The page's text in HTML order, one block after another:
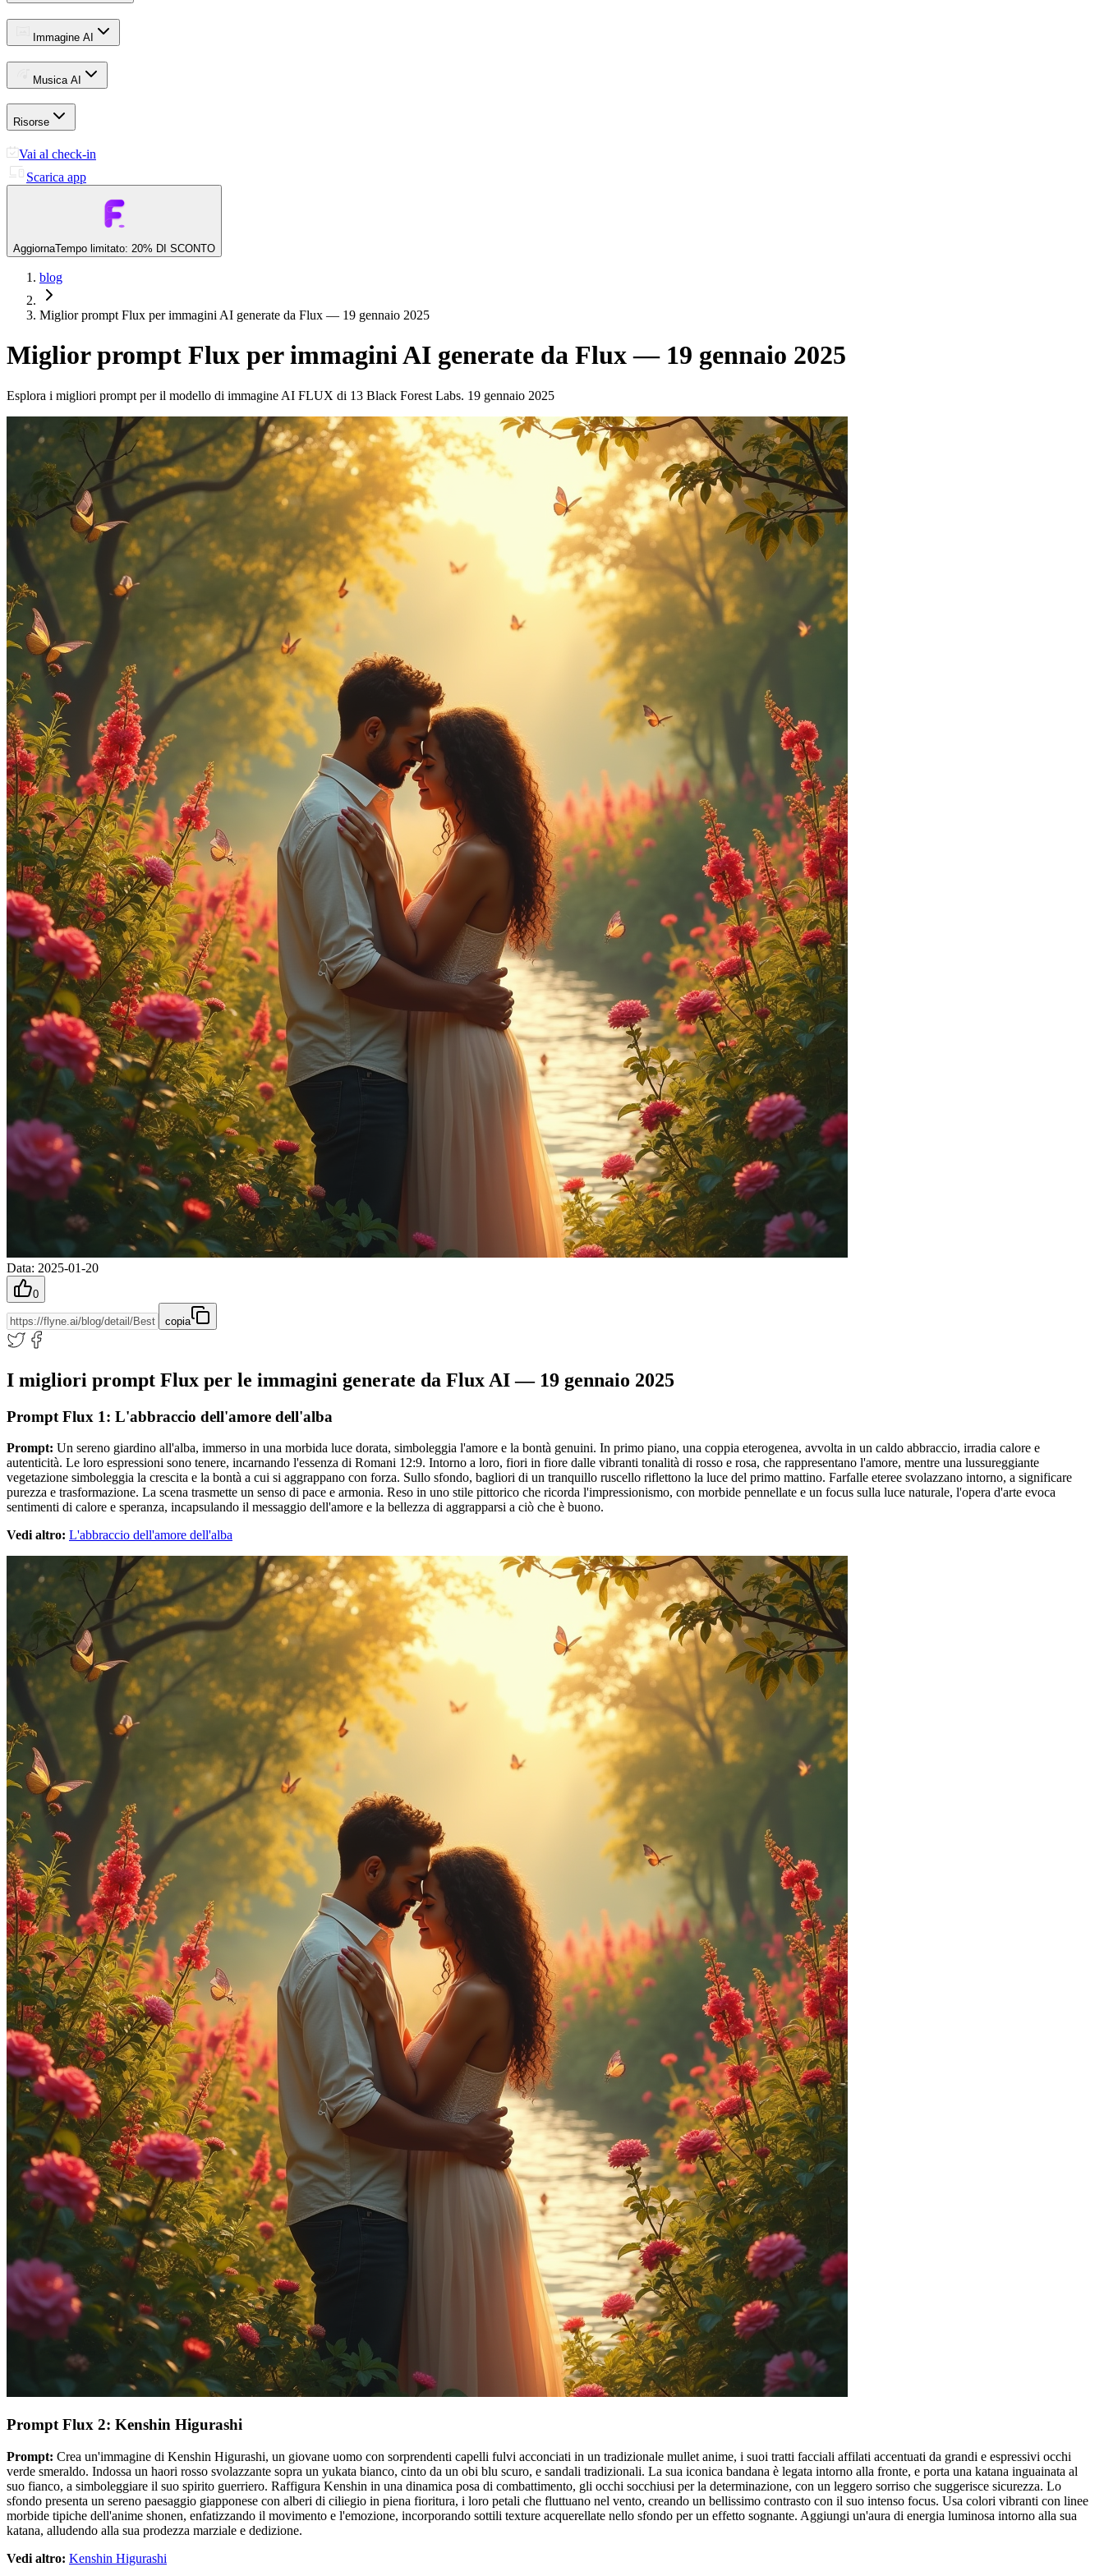
Immagine AI
Musica AI
Risorse
Vai al check-in
Scarica app
AggiornaTempo limitato: 20% DI SCONTO
blog
Miglior prompt Flux per immagini AI generate da Flux — 19 gennaio 2025
Miglior prompt Flux per immagini AI generate da Flux — 19 gennaio 2025
Esplora i migliori prompt per il modello di immagine AI FLUX di 13 Black Forest Labs. 19 gennaio 2025
Data: 2025-01-20
0
copia
I migliori prompt Flux per le immagini generate da Flux AI — 19 gennaio 2025
Prompt Flux 1: L'abbraccio dell'amore dell'alba
Prompt: Un sereno giardino all'alba, immerso in una morbida luce dorata, simboleggia l'amore e la bontà genuini. In primo piano, una coppia eterogenea, avvolta in un caldo abbraccio, irradia calore e
autenticità. Le loro espressioni sono tenere, incarnando l'essenza di Romani 12:9. Intorno a loro, fiori in fiore dalle vibranti tonalità di rosso e rosa, che rappresentano l'amore, mentre una lussureggiante
vegetazione simboleggia la crescita e la bontà a cui si aggrappano con forza. Sullo sfondo, bagliori di un tranquillo ruscello riflettono la luce del primo mattino. Farfalle eteree svolazzano intorno, a significare
purezza e trasformazione. La scena trasmette un senso di pace e armonia. Reso in uno stile pittorico che ricorda l'impressionismo, con morbide pennellate e un focus sulla luce naturale, l'opera d'arte evoca
sentimenti di calore e speranza, incapsulando il messaggio dell'amore e la bellezza di aggrapparsi a ciò che è buono.
Vedi altro: L'abbraccio dell'amore dell'alba
Prompt Flux 2: Kenshin Higurashi
Prompt: Crea un'immagine di Kenshin Higurashi, un giovane uomo con sorprendenti capelli fulvi acconciati in un tradizionale mullet anime, i suoi tratti facciali affilati accentuati da grandi e espressivi occhi
verde smeraldo. Indossa un haori rosso svolazzante sopra un yukata bianco, cinto da un obi blu scuro, e sandali tradizionali. La sua iconica bandana è legata intorno alla fronte, e porta una katana inguainata al
suo fianco, a simboleggiare il suo spirito guerriero. Raffigura Kenshin in una dinamica posa di combattimento, gli occhi socchiusi per la determinazione, con un leggero sorriso che suggerisce sicurezza. Lo
sfondo presenta un sereno paesaggio giapponese con alberi di ciliegio in piena fioritura, i loro petali che fluttuano nel vento, creando un bellissimo contrasto con il suo intenso focus. Usa colori vibranti con linee
morbide tipiche dell'anime shonen, enfatizzando il movimento e l'emozione, incorporando sottili texture acquerellate nello sfondo per un effetto sognante. Aggiungi un'aura di energia luminosa intorno alla sua
katana, alludendo alla sua prodezza marziale e dedizione.
Vedi altro: Kenshin Higurashi